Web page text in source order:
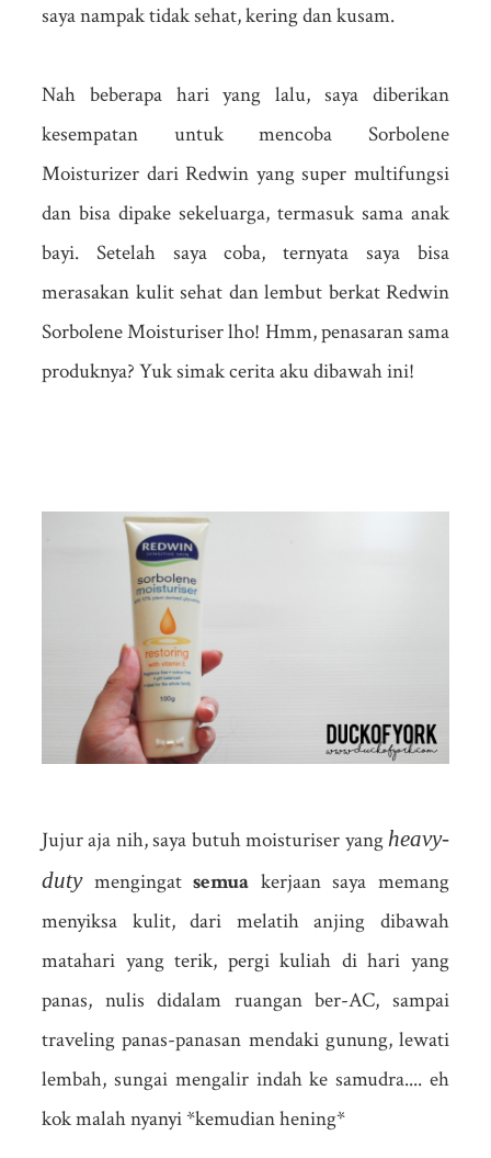
saya nampak tidak sehat, kering dan kusam.
Nah beberapa hari yang lalu, saya diberikan
kesempatan untuk mencoba Sorbolene
Moisturizer dari Redwin yang super multifungsi
dan bisa dipake sekeluarga, termasuk sama anak
bayi. Setelah saya coba, ternyata saya bisa
merasakan kulit sehat dan lembut berkat Redwin
Sorbolene Moisturiser lho! Hmm, penasaran sama
produknya? Yuk simak cerita aku dibawah ini!
Jujur aja nih, saya butuh moisturiser yangheavy-
dutymengingatsemua kerjaan saya memang
menyiksa kulit, dari melatih anjing dibawah
matahari yang terik, pergi kuliah di hari yang
panas, nulis didalam ruangan ber-AC, sampai
traveling panas-panasan mendaki gunung, lewati
lembah, sungai mengalir indah ke samudra.... eh
kok malah nyanyi *kemudian hening*